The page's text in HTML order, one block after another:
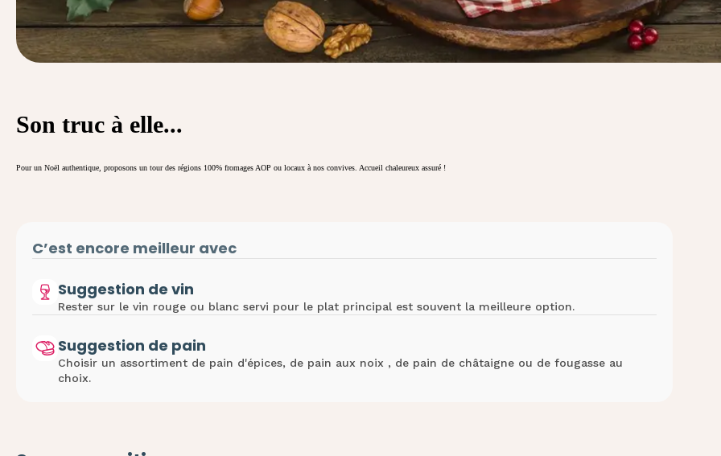
Son truc à elle...
Pour un Noël authentique, proposons un tour des régions 100% fromages AOP ou locaux à nos convives. Accueil chaleureux assuré !
C’est encore meilleur avec
Suggestion de vin
Rester sur le vin rouge ou blanc servi pour le plat principal est souvent la meilleure option.
Suggestion de pain
Choisir un assortiment de pain d'épices, de pain aux noix , de pain de châtaigne ou de fougasse au
choix.